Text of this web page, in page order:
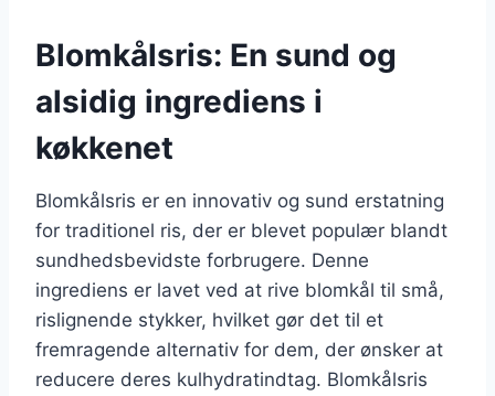
Blomkålsris: En sund og
alsidig ingrediens i
køkkenet
Blomkålsris er en innovativ og sund erstatning
for traditionel ris, der er blevet populær blandt
sundhedsbevidste forbrugere. Denne
ingrediens er lavet ved at rive blomkål til små,
rislignende stykker, hvilket gør det til et
fremragende alternativ for dem, der ønsker at
reducere deres kulhydratindtag. Blomkålsris